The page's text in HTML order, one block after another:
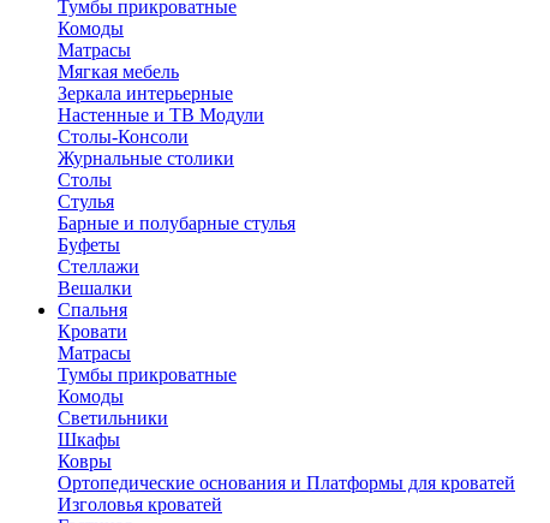
Тумбы прикроватные
Комоды
Матрасы
Мягкая мебель
Зеркала интерьерные
Настенные и ТВ Модули
Столы-Консоли
Журнальные столики
Столы
Стулья
Барные и полубарные стулья
Буфеты
Стеллажи
Вешалки
Cпальня
Кровати
Матрасы
Тумбы прикроватные
Комоды
Светильники
Шкафы
Ковры
Ортопедические основания и Платформы для кроватей
Изголовья кроватей